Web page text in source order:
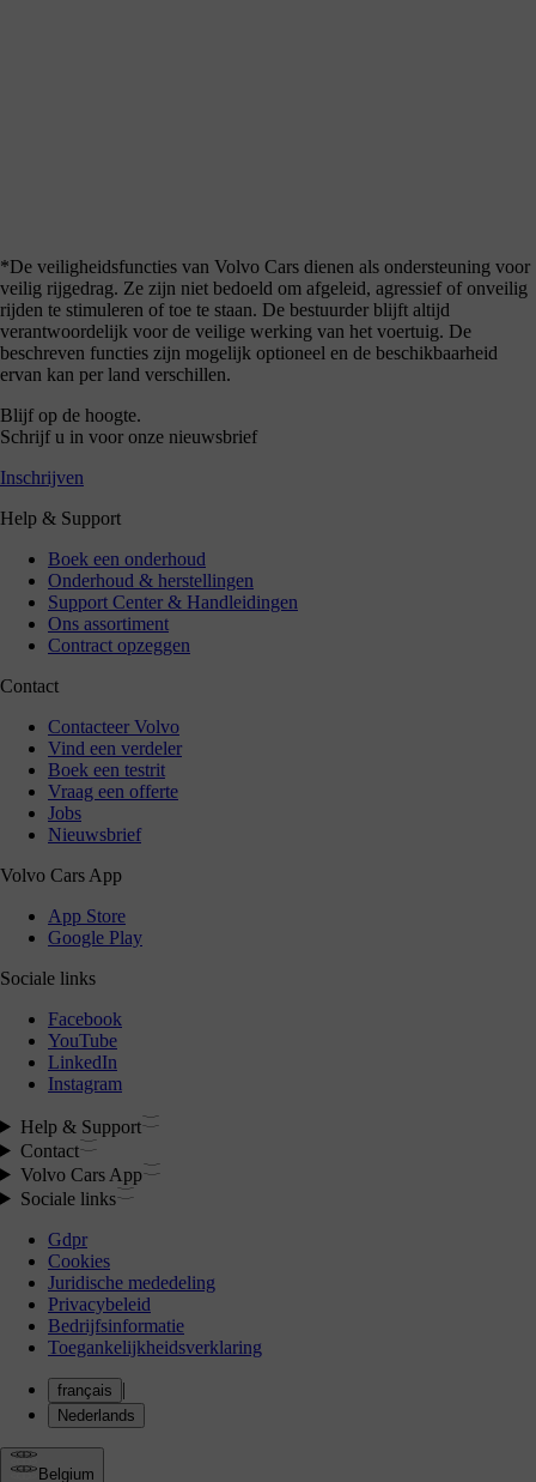
*De veiligheidsfuncties van Volvo Cars dienen als ondersteuning voor
veilig rijgedrag. Ze zijn niet bedoeld om afgeleid, agressief of onveilig
rijden te stimuleren of toe te staan. De bestuurder blijft altijd
verantwoordelijk voor de veilige werking van het voertuig. De
beschreven functies zijn mogelijk optioneel en de beschikbaarheid
ervan kan per land verschillen.